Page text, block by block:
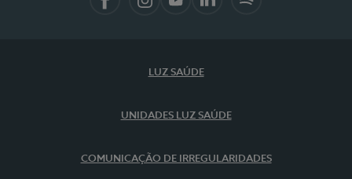
LUZ SAÚDE
UNIDADES LUZ SAÚDE
COMUNICAÇÃO DE IRREGULARIDADES